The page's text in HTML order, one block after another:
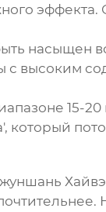
насыщен
высоким
15-
который